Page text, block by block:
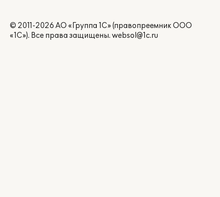
© 2011-2026 АО «Группа 1С» (правопреемник ООО
«1С»). Все права защищены. websol@1c.ru